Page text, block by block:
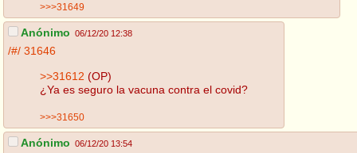
>>>31649
Anónimo 06/12/20 12:38
/#/ 31646
>>31612 (OP)
¿Ya es seguro la vacuna contra el covid?
>>>31650
Anónimo 06/12/20 13:54